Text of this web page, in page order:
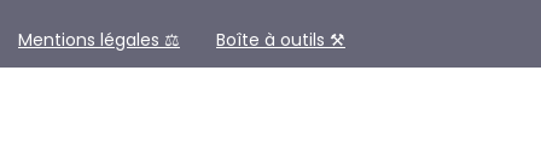
Mentions légales ⚖️ Boîte à outils ⚒️